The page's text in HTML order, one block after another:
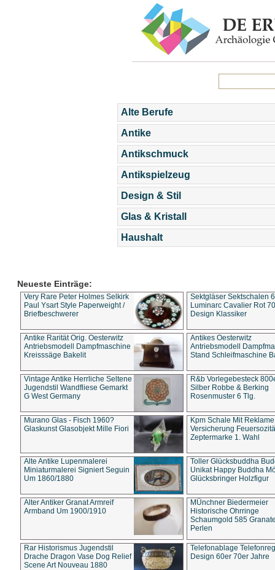
Alte Berufe
Antike
Antikschmuck
Antikspielzeug
Design & Stil
Glas & Kristall
Haushalt
Neueste Einträge:
Very Rare Peter Holmes Selkirk
Paul Ysart Style Paperweight /
Briefbeschwerer
Sektgläser Sektschalen
Luminarc Cavalier Rot
Design Klassiker
Antike Rarität Orig. Oesterwitz
Antriebsmodell Dampfmaschine
Kreisssäge Bakelit
Antikes Oesterwitz
Antriebsmodell
Stand Schleifmaschine
Vintage Antike Herrliche Seltene
Jugendstil Wandfliese Gemarkt
G West Germany
R&b Vorlegebesteck
Silber Robbe & Berking
Rosenmuster 6 Tlg.
Murano Glas - Fisch 1960?
Glaskunst Glasobjekt Mille Fiori
Kpm Schale Mit Reklame
Versicherung
Zeptermarke 1. Wahl
Alte Antike Lupenmalerei
Miniaturmalerei Signiert Seguin
Um 1860/1880
Toller Glücksbuddha
Unikat Happy Buddha
Glücksbringer Holzfigur
Alter Antiker Granat Armreif
Armband Um 1900/1910
MÜnchner Biedermeier
Historische Ohrringe
Schaumgold 585
Perlen
Rar Historismus Jugendstil
Drache Dragon Vase Dog Relief
Scene Art Nouveau 1880
Telefonablage
Design 60er 70er Jahre